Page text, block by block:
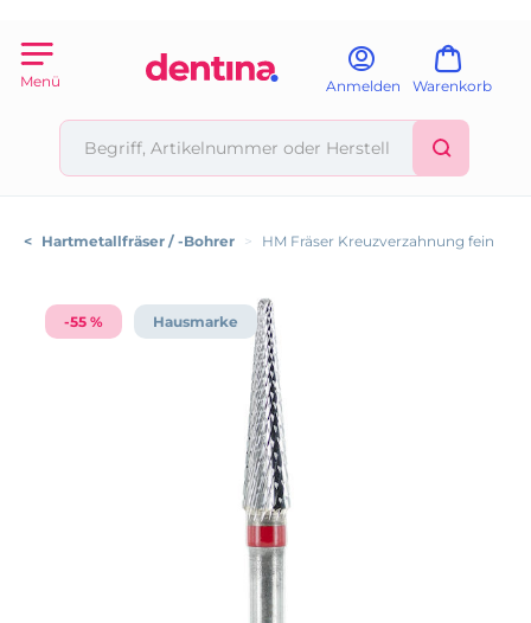
Menü Anmelden Warenkorb
< Hartmetallfräser / -Bohrer > HM Fräser Kreuzverzahnung fein
-55 % Hausmarke